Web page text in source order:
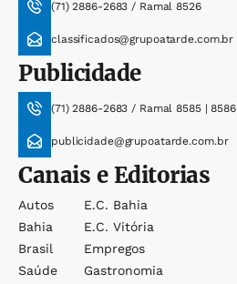
(71) 2886-2683 / Ramal 8526
classificados@grupoatarde.com.br
Publicidade
(71) 2886-2683 / Ramal 8585 | 8586
publicidade@grupoatarde.com.br
Canais e Editorias
Autos
Bahia
Brasil
Saúde
E.c. Bahia
E.c. Vitória
Empregos
Gastronomia